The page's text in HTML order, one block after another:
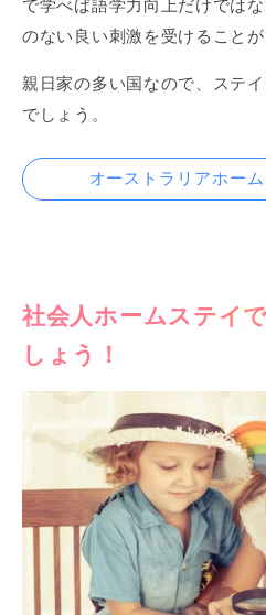
で学べば語学力向上だけでは
のない良い刺激を受けることが
親日家の多い国なので、ステ
でしょう。
オーストラリアホー
社会人ホームステイ
しょう！